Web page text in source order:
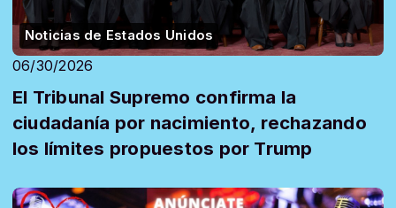
Noticias de Estados Unidos
06/30/2026
El Tribunal Supremo confirma la
ciudadanía por nacimiento, rechazando
los límites propuestos por Trump